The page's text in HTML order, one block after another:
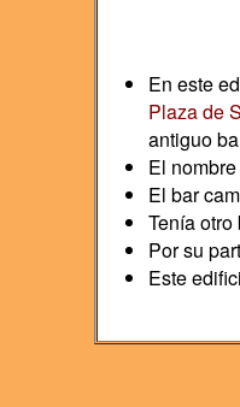
En este
Plaza de
antiguo
El
El bar
Tenía otro
Por su
Este